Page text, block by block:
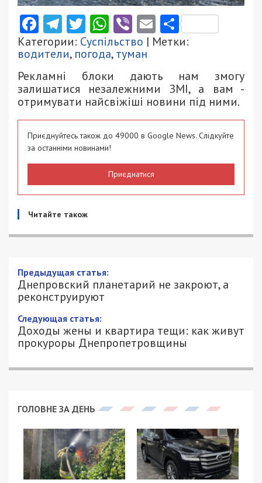
Facebook
Telegram
Twitter
WhatsApp
ViberEmail
Категории: Суспільство | Метки:
водители, погода,туман
Рекламні блоки дають нам змогу
залишатися незалежними ЗМІ, а вам -
отримувати найсвіжіші новини під ними.
Приєднуйтесь також до 49000 в Google News. Слідкуйте
за останніми новинами!
Приєднатися
Читайте також
Днепровский планетарий не закроют, а
реконструируют
3/12/2018 - 16:14
АЛЕКСЕЙ ВАЛЕНКО - СПЕЦИАЛЬНО
ДЛЯ 49000.COM.UA
2662
Новость о закрытии Днепровского планетария,
планетария появилось объявление, что с 3
декабря учреждение будет закрыто для
посетителей, а работникам закрыли доступ к
основным помещениям. Однако, как выяснилось
позже, планетарий никто не закрывал, а лишь
планируют реконструировать.